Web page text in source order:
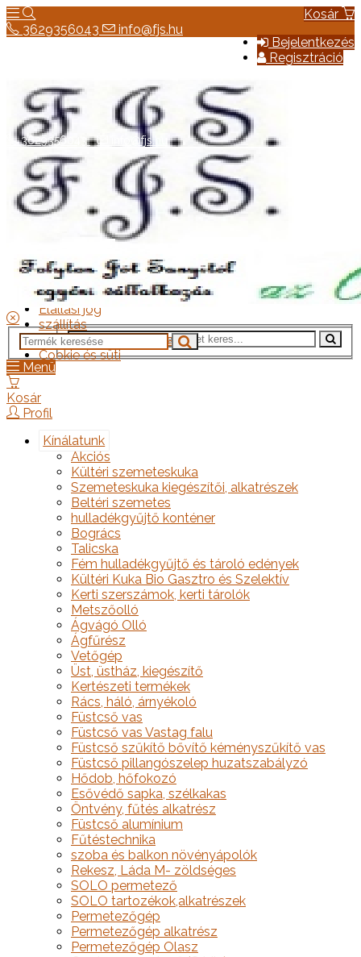
Kosár
Bejelentkezés
Regisztráció
3629356043 info@fjs.hu
Hírek
Elérhetőség
Általános szerződési feltételek
Elállási jog
szállítás
Adatkezelési tájékoztató
Cookie és süti
3629356043 info@fjs.hu
Menü
Kosár
Profil
Kínálatunk
Akciós
Kültéri szemeteskuka
Szemeteskuka kiegészítői, alkatrészek
Beltéri szemetes
hulladékgyűjtő konténer
Bogrács
Talicska
Fém hulladékgyűjtő és tároló edények
Kültéri Kuka Bio Gasztro és Szelektív
Kerti szerszámok, kerti tárolók
Metszőolló
Ágvágó Olló
Ágfűrész
Vetőgép
Üst, üstház, kiegészítő
Kertészeti termékek
Rács, háló, árnyékoló
Füstcső vas
Füstcső vas Vastag falu
Füstcső szűkítő bővítő kéményszűkítő vas
Füstcső pillangószelep huzatszabályzó
Hődob, hőfokozó
Esővédő sapka, szélkakas
Öntvény, fűtés alkatrész
Füstcső alumínium
Fűtéstechnika
szoba és balkon növényápolók
Rekesz, Láda M- zöldséges
SOLO permetező
SOLO tartozékok,alkatrészek
Permetezőgép
Permetezőgép alkatrész
Permetezőgép Olasz